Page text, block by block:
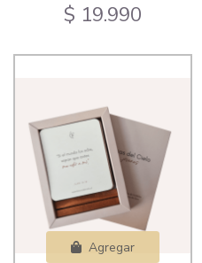
$ 19.990
Agregar